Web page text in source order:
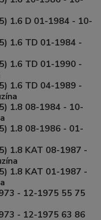
1.6 D 01-1984 - 10-
1.6 TD 01-1984 -
1.6 TD 01-1990 -
1.6 TD 04-1989 -
1.8 08-1984 - 10-
1.8 08-1986 - 01-
1.8 KAT 08-1987 -
1.8 KAT 01-1987 -
- 12-1975 55 75
- 12-1975 63 86